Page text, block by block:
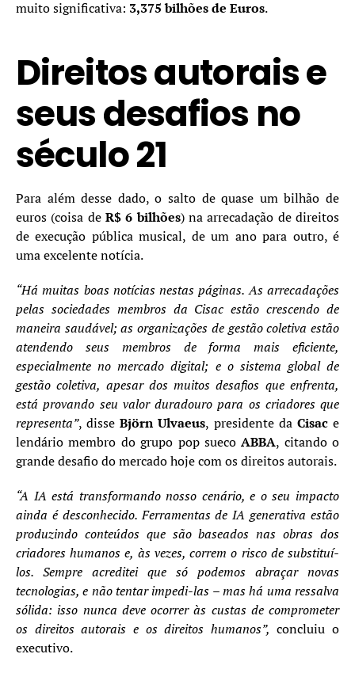
muito significativa: 3,375 bilhões de Euros.
Direitos autorais e
seus desafios no
século 21
Para além desse dado, o salto de quase um bilhão de
euros (coisa de R$ 6 bilhões) na arrecadação de direitos
de execução pública musical, de um ano para outro, é
uma excelente notícia.
“Há muitas boas notícias nestas páginas. As arrecadações
pelas sociedades membros da Cisac estão crescendo de
maneira saudável; as organizações de gestão coletiva estão
atendendo seus membros de forma mais eficiente,
especialmente no mercado digital; e o sistema global de
gestão coletiva, apesar dos muitos desafios que enfrenta,
está provando seu valor duradouro para os criadores que
representa”, disseBjörn Ulvaeus, presidente daCisace
lendário membro do grupo pop suecoABBA, citando o
grande desafio do mercado hoje com os direitos autorais.
“A IA está transformando nosso cenário, e o seu impacto
ainda é desconhecido. Ferramentas de IA generativa estão
produzindo conteúdos que são baseados nas obras dos
criadores humanos e, às vezes, correm o risco de substituí-
los. Sempre acreditei que só podemos abraçar novas
tecnologias, e não tentar impedi-las – mas há uma ressalva
sólida: isso nunca deve ocorrer às custas de comprometer
os direitos autorais e os direitos humanos”, concluiu o
executivo.